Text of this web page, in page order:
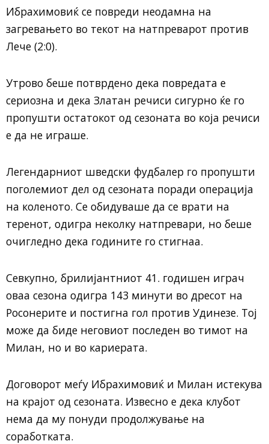
Ибрахимовиќ се повреди неодамна на
загревањето во текот на натпреварот против
Лече (2:0).
Утрово беше потврдено дека повредата е
сериозна и дека Златан речиси сигурно ќе го
пропушти остатокот од сезоната во која речиси
е да не играше.
Легендарниот шведски фудбалер го пропушти
поголемиот дел од сезоната поради операција
на коленото. Се обидуваше да се врати на
теренот, одигра неколку натпревари, но беше
очигледно дека годините го стигнаа.
Севкупно, брилијантниот 41. годишен играч
оваа сезона одигра 143 минути во дресот на
Росонерите и постигна гол против Удинезе. Тој
може да биде неговиот последен во тимот на
Милан, но и во кариерата.
Договорот меѓу Ибрахимовиќ и Милан истекува
на крајот од сезоната. Извесно е дека клубот
нема да му понуди продолжување на
соработката.